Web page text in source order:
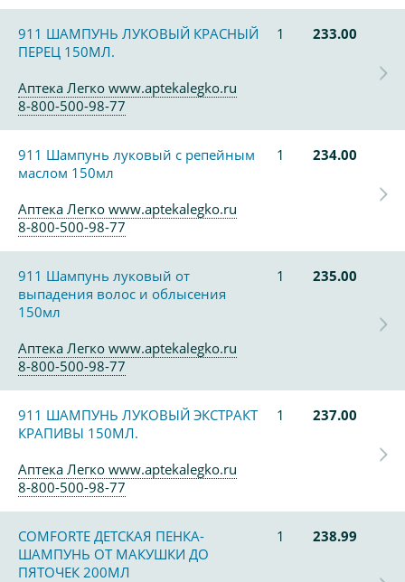
911 ШАМПУНЬ ЛУКОВЫЙ КРАСНЫЙ
ПЕРЕЦ 150МЛ.
1 233.00
Аптека Легко www.aptekalegko.ru
8-800-500-98-77
911 Шампунь луковый с репейным
маслом 150мл
1 234.00
Аптека Легко www.aptekalegko.ru
8-800-500-98-77
911 Шампунь луковый от
выпадения волос и облысения
150мл
1 235.00
Аптека Легко www.aptekalegko.ru
8-800-500-98-77
911 ШАМПУНЬ ЛУКОВЫЙ ЭКСТРАКТ
КРАПИВЫ 150МЛ.
1 237.00
Аптека Легко www.aptekalegko.ru
8-800-500-98-77
COMFORTE ДЕТСКАЯ ПЕНКА-
ШАМПУНЬ ОТ МАКУШКИ ДО
ПЯТОЧЕК 200МЛ
1 238.99